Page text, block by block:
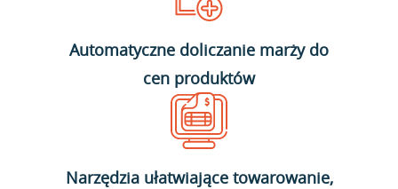
Automatyczne doliczanie marży do
cen produktów
Narzędzia ułatwiające towarowanie,